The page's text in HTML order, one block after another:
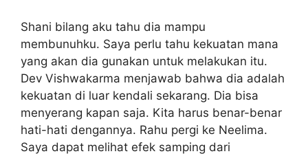
Shani bilang aku tahu dia mampu
membunuhku. Saya perlu tahu kekuatan mana
yang akan dia gunakan untuk melakukan itu.
Dev Vishwakarma menjawab bahwa dia adalah
kekuatan di luar kendali sekarang. Dia bisa
menyerang kapan saja. Kita harus benar-benar
hati-hati dengannya. Rahu pergi ke Neelima.
Saya dapat melihat efek samping dari